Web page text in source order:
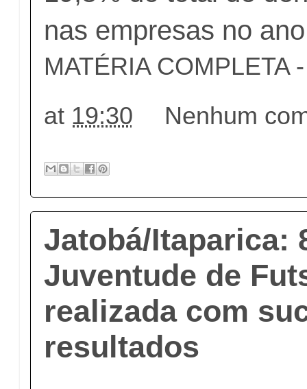
nas empresas no
MATÉRIA COMPLETA
at 19:30 Nenhum
Jatobá/Itaparica:
Juventude de
realizada com
resultados